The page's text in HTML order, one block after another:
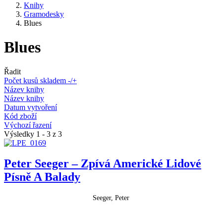
Knihy
Gramodesky
Blues
Blues
Řadit
Počet kusů skladem -/+
Název knihy
Název knihy
Datum vytvoření
Kód zboží
Výchozí řazení
Výsledky 1 - 3 z 3
Peter Seeger – Zpívá Americké Lidové
Písně A Balady
Seeger, Peter